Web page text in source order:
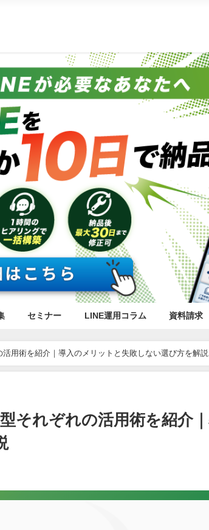
セミナー LINE運用コラム 資料請求
用術を紹介｜導入のメリットと失敗しない選び方を解説
それぞれの活用術を紹介